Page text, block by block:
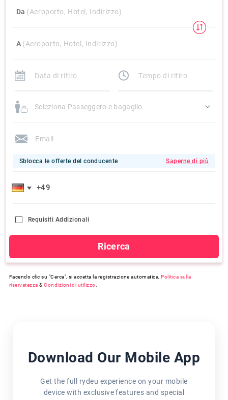
Da (Aeroporto, Hotel, Indirizzo)
A (Aeroporto, Hotel, Indirizzo)
Seleziona Passeggero e bagaglio
Sblocca le offerte del conducente Saperne di più
Requisiti Addizionali
Ricerca
Facendo clic su "Cerca", si accetta la registrazione automatica, Politica sulla
riservatezza &Condizioni di utilizzo
Download Our Mobile App
Get the full rydeu experience on your mobile
device with exclusive features and special